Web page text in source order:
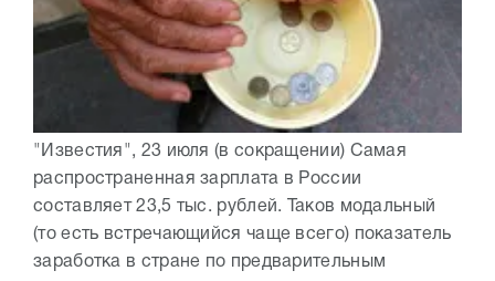
"Известия", 23 июля (в сокращении) Самая
распространенная зарплата в России
составляет 23,5 тыс. рублей. Таков модальный
(то есть встречающийся чаще всего) показатель
заработка в стране по предварительным